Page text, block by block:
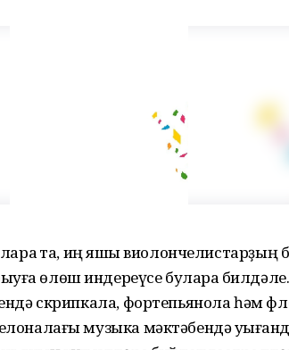
та, иң яҡшы виолончелистарҙың
өлөш индереүсе булараҡ
скрипкала, фортепьянола һәм
музыка мәктәбендә